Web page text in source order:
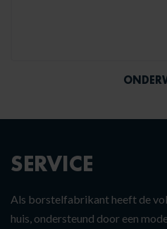
SERVICE
Als borstelfabrikant heeft de
huis, ondersteund door een